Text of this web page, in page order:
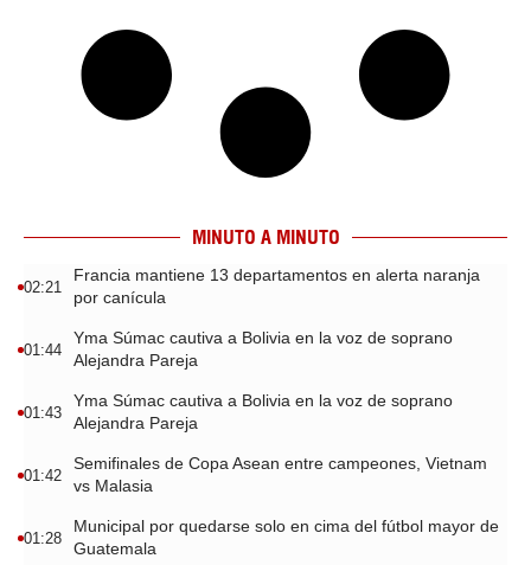
MINUTO A MINUTO
02:21
Francia mantiene 13 departamentos en alerta naranja
por canícula
01:44
Yma Súmac cautiva a Bolivia en la voz de soprano
Alejandra Pareja
01:43
Yma Súmac cautiva a Bolivia en la voz de soprano
Alejandra Pareja
01:42
Semifinales de Copa Asean entre campeones, Vietnam
vs Malasia
01:28
Municipal por quedarse solo en cima del fútbol mayor de
Guatemala